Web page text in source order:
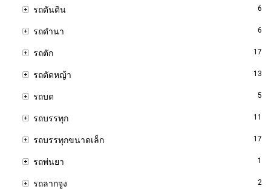
รถดันดิน 6
รถดำนา 6
รถตัก 17
รถตัดหญ้า 13
รถบด 5
รถบรรทุก 11
รถบรรทุกขนาดเล็ก 17
รถพ่นยา 1
รถลากจูง 2